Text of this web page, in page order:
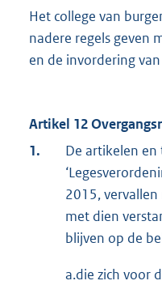
Het college van
nadere regels geven
en de invordering
Artikel 12
1.
De artikelen
2015,
met dien
blijven op de
a.die zich voor